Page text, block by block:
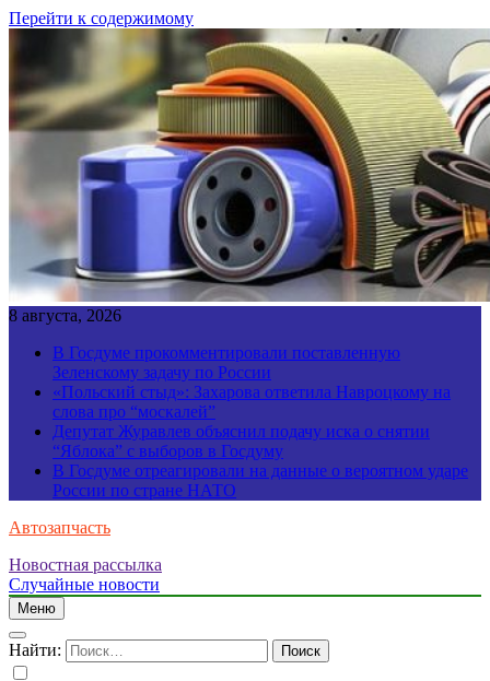
Перейти к содержимому
8 августа, 2026
В Госдуме прокомментировали поставленную
Зеленскому задачу по России
«Польский стыд»: Захарова ответила Навроцкому на
слова про “москалей”
Депутат Журавлев объяснил подачу иска о снятии
“Яблока” с выборов в Госдуму
В Госдуме отреагировали на данные о вероятном ударе
России по стране НАТО
Автозапчасть
Новостная рассылка
Случайные новости
Меню
Найти: